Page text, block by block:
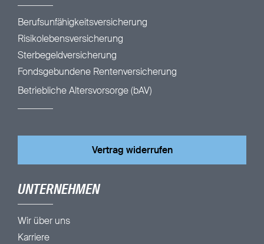
Berufsunfähigkeitsversicherung
Risikolebensversicherung
Sterbegeldversicherung
Fondsgebundene Rentenversicherung
Betriebliche Altersvorsorge (bAV)
Vertrag widerrufen
UNTERNEHMEN
Wir über uns
Karriere